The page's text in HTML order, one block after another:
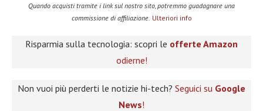
Quando acquisti tramite i link sul nostro sito, potremmo guadagnare una
commissione di affiliazione. Ulteriori info
Risparmia sulla tecnologia: scopri le offerte Amazon
odierne!
Non vuoi più perderti le notizie hi-tech? Seguici su Google
News!